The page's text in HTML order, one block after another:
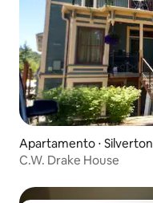
Apartamento ⋅ Silverton
C.W. Drake House